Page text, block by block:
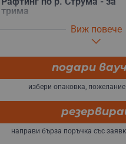
трима
Рафтинг по р. Струма - за
Рафтинг по р. Струма - за
петима
Рафтинг по р. Струма - за
Виж повече
подари
избери опаковка,
направи бърза поръчка със